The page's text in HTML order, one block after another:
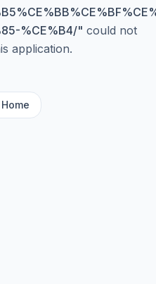
%CE%B4/" could not
application.